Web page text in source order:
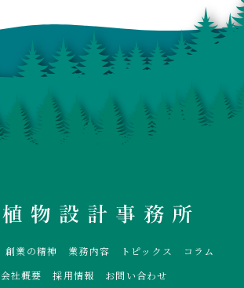
創業の精神 業務内容 トピックス
コラム
会社概要
採用情報 お問い合わせ